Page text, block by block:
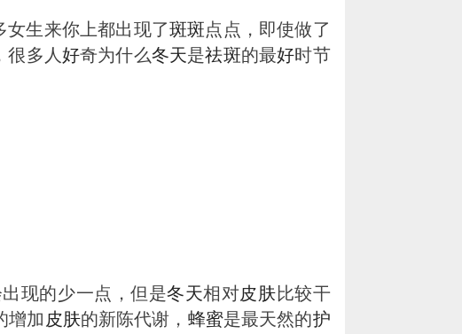
女生来你上都出现了斑斑点点，即使做了
很多人好奇为什么冬天是祛斑的最好时节
出现的少一点，但是冬天相对皮肤比较干
增加 皮肤的新陈代谢， 蜂蜜是最天然的护